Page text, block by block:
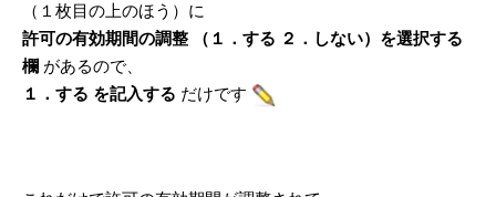
（１枚目の上のほう）に
許可の有効期間の調整 （１．する ２．しない）を選択する
欄 があるので、
１．する を記入する だけです